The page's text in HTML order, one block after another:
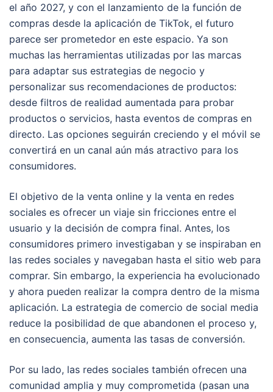
el año 2027, y con el lanzamiento de la función de
compras desde la aplicación de TikTok, el futuro
parece ser prometedor en este espacio. Ya son
muchas las herramientas utilizadas por las marcas
para adaptar sus estrategias de negocio y
personalizar sus recomendaciones de productos:
desde filtros de realidad aumentada para probar
productos o servicios, hasta eventos de compras en
directo. Las opciones seguirán creciendo y el móvil se
convertirá en un canal aún más atractivo para los
consumidores.
El objetivo de la venta online y la venta en redes
sociales es ofrecer un viaje sin fricciones entre el
usuario y la decisión de compra final. Antes, los
consumidores primero investigaban y se inspiraban en
las redes sociales y navegaban hasta el sitio web para
comprar. Sin embargo, la experiencia ha evolucionado
y ahora pueden realizar la compra dentro de la misma
aplicación. La estrategia de comercio de social media
reduce la posibilidad de que abandonen el proceso y,
en consecuencia, aumenta las tasas de conversión.
Por su lado, las redes sociales también ofrecen una
comunidad amplia y muy comprometida (pasan una